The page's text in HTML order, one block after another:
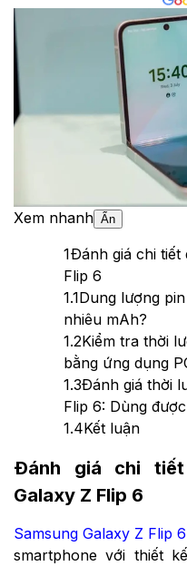
Xem nhanh Ẩn
1Đánh giá chi tiết
Flip 6
1.1Dung lượng
nhiêu mAh?
1.2Kiểm tra thời
bằng ứng dụng
1.3Đánh giá thời
Flip 6: Dùng
1.4Kết luận
Đánh giá chi
Galaxy Z Flip 6
Samsung Galaxy Z Flip 6
smartphone với thiết